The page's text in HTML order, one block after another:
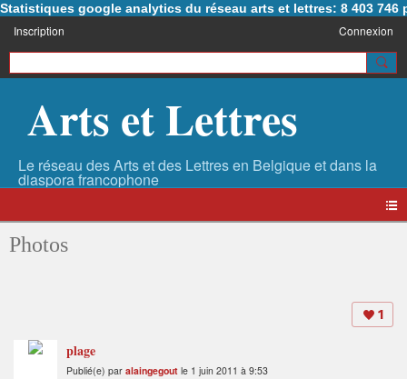
Statistiques google analytics du réseau arts et lettres: 8 403 746
Inscription Connexion
Arts et Lettres
Photos
1
plage
Publié(e) par alaingegout le 1 juin 2011 à 9:53